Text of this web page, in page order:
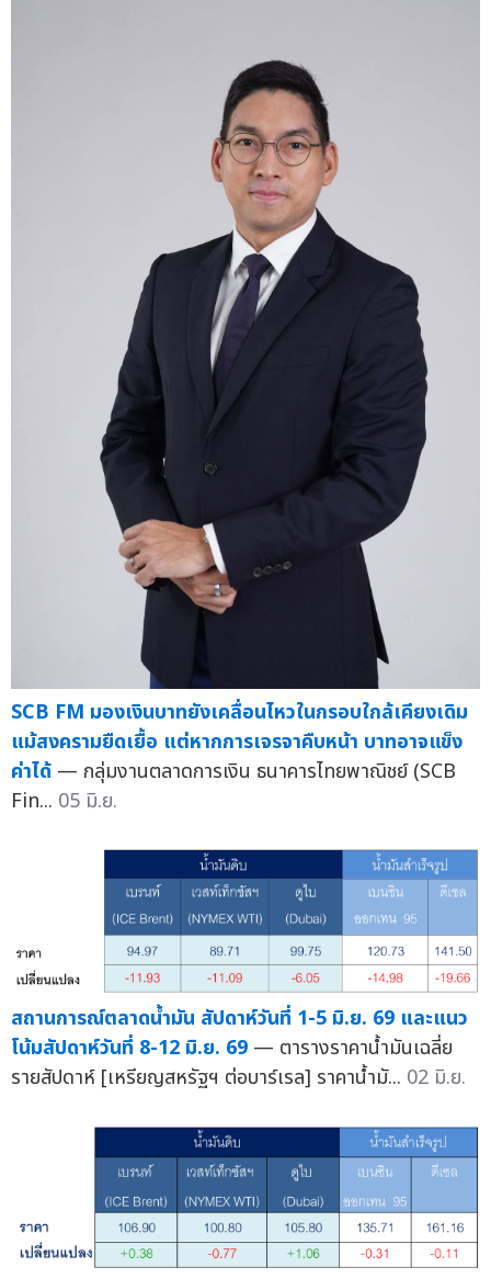
SCB FM มองเงินบาทยังเคลื่อนไหวในกรอบใกล้เคียงเดิม
แม้สงครามยืดเยื้อ แต่หากการเจรจาคืบหน้า บาทอาจแข็ง
ค่าได้ — กลุ่มงานตลาดการเงิน ธนาคารไทยพาณิชย์ (SCB
Fin... 05 มิ.ย.
สถานการณ์ตลาดน้ำมัน สัปดาห์วันที่ 1-5 มิ.ย. 69 และแนว
โน้มสัปดาห์วันที่ 8-12 มิ.ย. 69 — ตารางราคาน้ำมันเฉลี่ย
รายสัปดาห์ [เหรียญสหรัฐฯ ต่อบาร์เรล] ราคาน้ำมั... 02 มิ.ย.